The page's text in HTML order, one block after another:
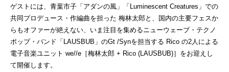
ゲストには、青葉市子「アダンの風」「Luminescent Creatures」での
共同プロデュース・作編曲を担った 梅林太郎と、国内の主要フェスか
らもオファーが絶えない、いま注目を集めるニューウェーブ・テクノ
ポップ・バンド「LAUSBUB」のGt /Synを担当する Rico の2人による
電子音楽ユニット we//e［梅林太郎 + Rico (LAUSBUB)］をお迎えし
て開催します。